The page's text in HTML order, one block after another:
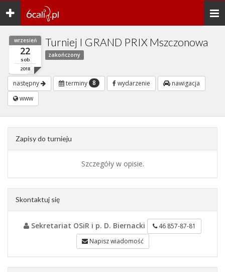
Toggle
navigation
wrzesień
22
sob
2018
Turniej I GRAND PRIX Mszczonowa
zakończony
następny terminy 8 wydarzenie
nawigacja
www
Zapisy do turnieju
Szczegóły w opisie.
Skontaktuj się
Sekretariat OSiR i p. D. Biernacki
46 857-87-81
Napisz wiadomość